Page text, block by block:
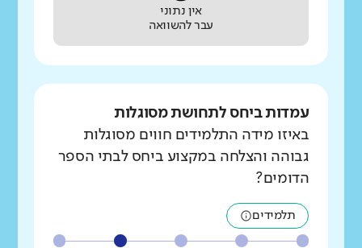
אין נתוני
עבר להשוואה
עמדות ביחס לתחושת מסוגלות
באיזו מידה התלמידים חווים מסוגלות
גבוהה והצלחה במקצוע ביחס לבתי הספר
הדומים?
תלמידים